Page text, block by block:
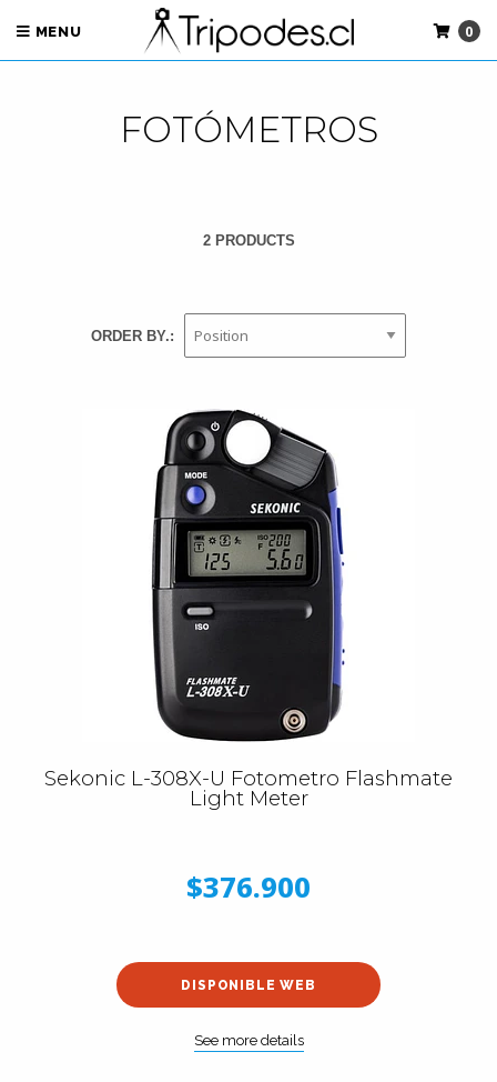
MENU 0
FOTÓMETROS
2 PRODUCTS
ORDER BY.:
Sekonic L-308X-U Fotometro Flashmate
Light Meter
$376.900
DISPONIBLE WEB
See more details